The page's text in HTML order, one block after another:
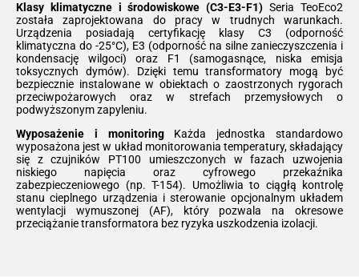
Klasy klimatyczne i środowiskowe (C3-E3-F1) Seria TeoEco2
została zaprojektowana do pracy w trudnych warunkach.
Urządzenia posiadają certyfikację klasy C3 (odporność
klimatyczna do -25°C), E3 (odporność na silne zanieczyszczenia i
kondensację wilgoci) oraz F1 (samogasnące, niska emisja
toksycznych dymów). Dzięki temu transformatory mogą być
bezpiecznie instalowane w obiektach o zaostrzonych rygorach
przeciwpożarowych oraz w strefach przemysłowych o
podwyższonym zapyleniu.
Wyposażenie i monitoringKażda jednostka standardowo
wyposażona jest w układ monitorowania temperatury, składający
się z czujników PT100 umieszczonych w fazach uzwojenia
niskiego napięcia oraz cyfrowego przekaźnika
zabezpieczeniowego (np. T-154). Umożliwia to ciągłą kontrolę
stanu cieplnego urządzenia i sterowanie opcjonalnym układem
wentylacji wymuszonej (AF), który pozwala na okresowe
przeciążanie transformatora bez ryzyka uszkodzenia izolacji.